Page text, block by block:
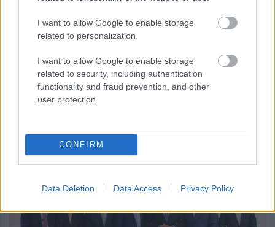
I want to allow Google to enable storage
related to personalization.
I want to allow Google to enable storage
related to security, including authentication
functionality and fraud prevention, and other
user protection.
CONFIRM
Data Deletion Data Access Privacy Policy
Οι πολιτικές εφημερίδες 6/8/2026
17:59, 5 Αυγούστου 2026 ||